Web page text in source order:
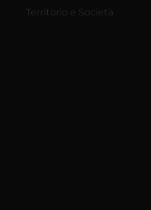
Territorio e Società